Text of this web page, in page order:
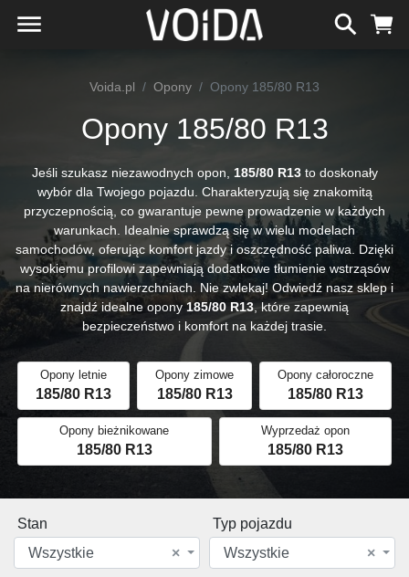
Voida.pl Opony Opony 185/80 R13
Opony 185/80 R13
Jeśli szukasz niezawodnych opon, 185/80 R13to doskonały
wybór dla Twojego pojazdu. Charakteryzują się znakomitą
przyczepnością, co gwarantuje pewne prowadzenie w każdych
warunkach. Idealnie sprawdzą się w wielu modelach
samochodów, oferując komfort jazdy i oszczędność paliwa. Dzięki
wysokiemu profilowi zapewniają dodatkowe tłumienie wstrząsów
na nierównych nawierzchniach. Nie zwlekaj! Odwiedź nasz sklep i
znajdź idealne opony185/80 R13, które zapewnią
bezpieczeństwo i komfort na każdej trasie.
Opony letnie
185/80 R13
Opony zimowe
185/80 R13
Opony całoroczne
185/80 R13
Opony bieżnikowane
185/80 R13
Wyprzedaż opon
185/80 R13
Stan
×
Wszystkie
Typ pojazdu
×
Wszystkie